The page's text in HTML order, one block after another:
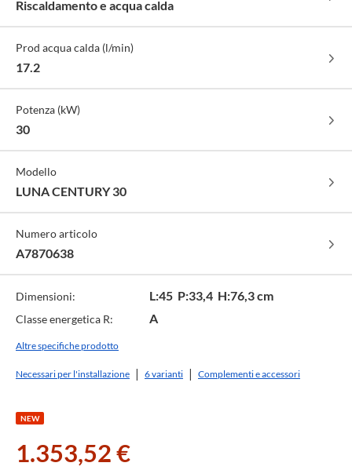
Riscaldamento e acqua calda
Prod acqua calda (l/min)
17.2
Potenza (kW)
30
Modello
LUNA CENTURY 30
Numero articolo
A7870638
Dimensioni: L:45 P:33,4 H:76,3 cm
Classe energetica R: A
Altre specifiche prodotto
Necessari per l'installazione 6 varianti Complementi e accessori
NEW
1.353,52 €